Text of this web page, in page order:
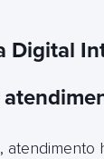
Digital
atendimento